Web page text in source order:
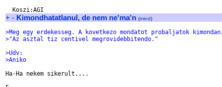
+ - Kimondhatatlanul, de nem ne'ma'n (mind)
>Meg egy erdekesseg. A kovetkezo mondatot probaljatok
>"Az asztal tiz centivel megrovidebbitendo."
>Udv:
>Aniko
Ha-Ha nekem sikerult....